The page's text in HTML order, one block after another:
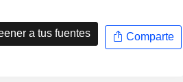
a tus fuentes Comparte